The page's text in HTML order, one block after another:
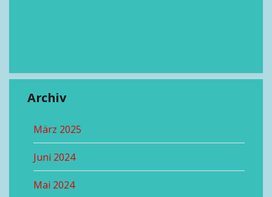
Archiv
März 2025
Juni 2024
Mai 2024